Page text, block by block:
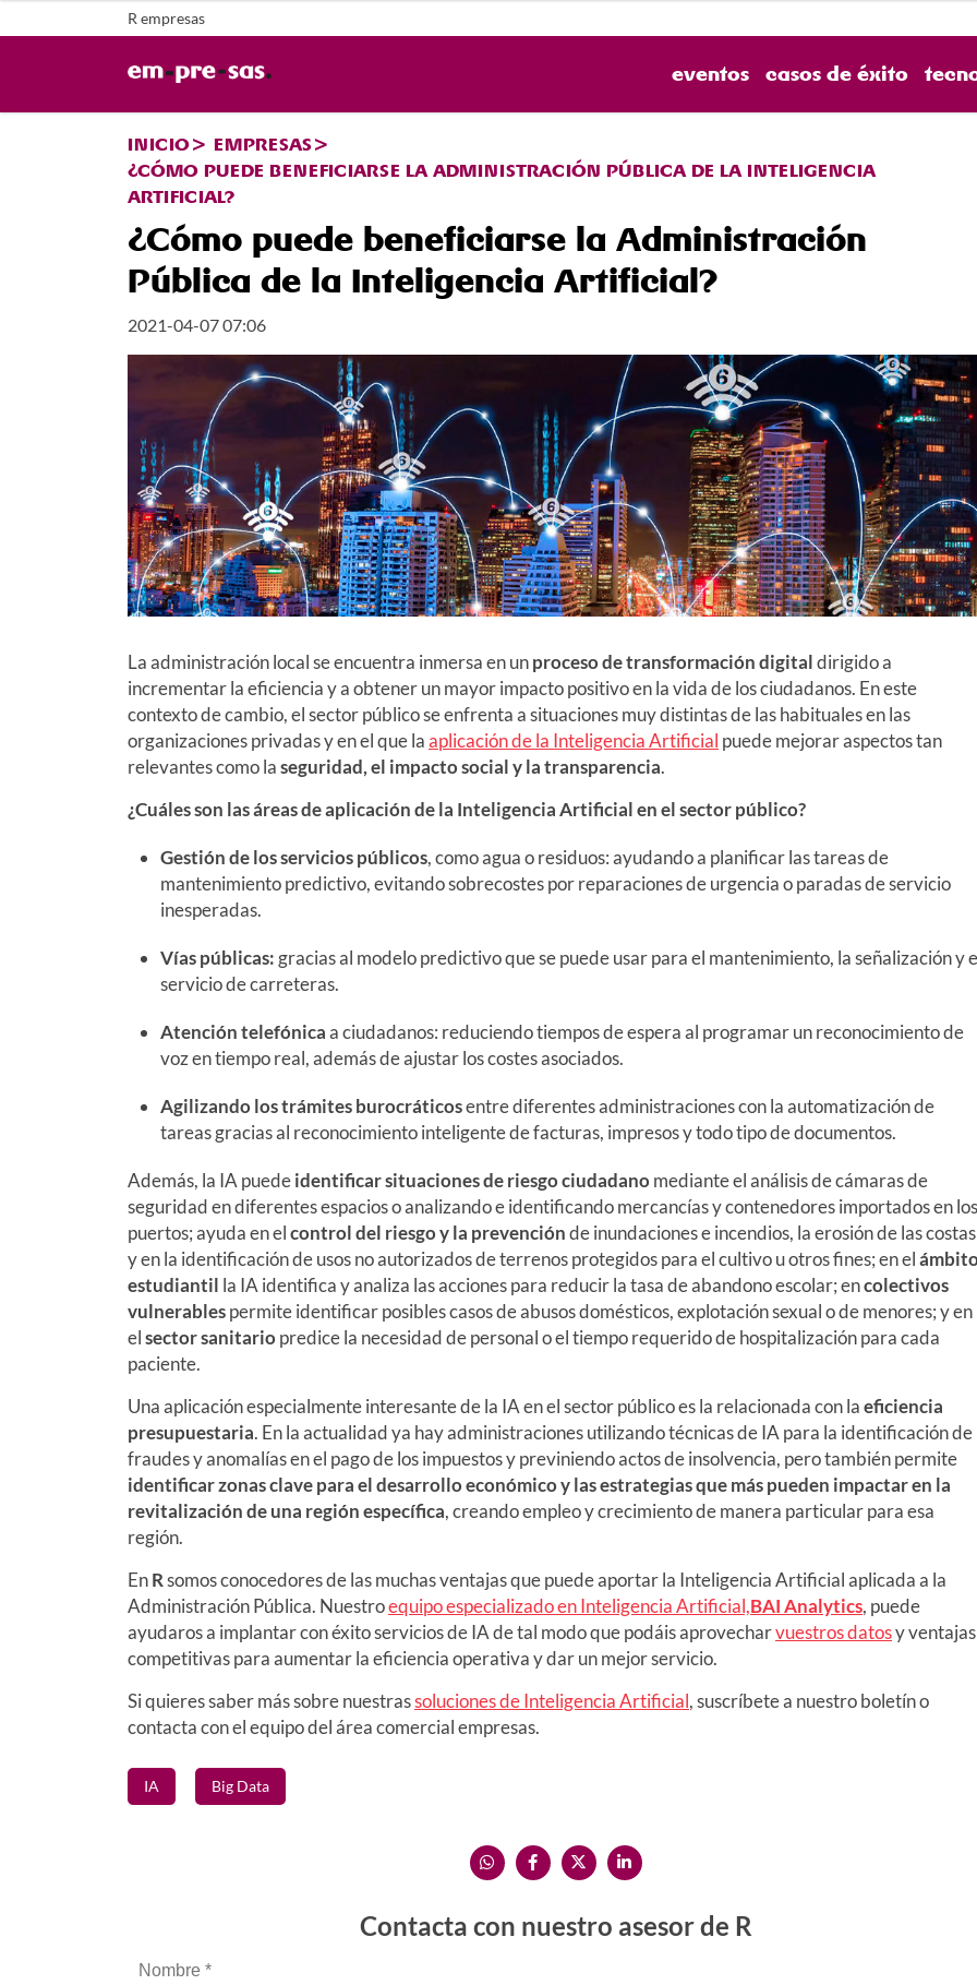
R empresas
eventos casos de éxito
INICIO
EMPRESAS
¿CÓMO PUEDE BENEFICIARSE LA ADMINISTRACIÓN PÚBLICA DE LA INTELIGENCIA
ARTIFICIAL?
¿Cómo puede beneficiarse la Administración
Pública de la Inteligencia Artificial?
2021-04-07 07:06
La administración local se encuentra inmersa en unproceso de transformación digitaldirigido a
incrementar la eficiencia y a obtener un mayor impacto positivo en la vida de los ciudadanos. En este
contexto de cambio, el sector público se enfrenta a situaciones muy distintas de las habituales en las
organizaciones privadas y en el que laaplicación de la Inteligencia Artificial puede mejorar aspectos tan
relevantes como laseguridad, el impacto social y la transparencia.
¿Cuáles son las áreas de aplicación de la Inteligencia Artificial en el sector público?
Gestión de los servicios públicos, como agua o residuos: ayudando a planificar las tareas de
mantenimiento predictivo, evitando sobrecostes por reparaciones de urgencia o paradas de servicio
inesperadas.
Vías públicas: gracias al modelo predictivo que se puede usar para el mantenimiento, la señalización y
servicio de carreteras.
Atención telefónicaa ciudadanos: reduciendo tiempos de espera al programar un reconocimiento de
voz en tiempo real, además de ajustar los costes asociados.
Agilizando los trámites burocráticosentre diferentes administraciones con la automatización de
tareas gracias al reconocimiento inteligente de facturas, impresos y todo tipo de documentos.
Además, la IA puedeidentificar situaciones de riesgo ciudadano mediante el análisis de cámaras de
seguridad en diferentes espacios o analizando e identificando mercancías y contenedores importados en los
puertos; ayuda en elcontrol del riesgo y la prevenciónde inundaciones e incendios, la erosión de las costas
y en la identificación de usos no autorizados de terrenos protegidos para el cultivo u otros fines; en el
estudiantil la IA identifica y analiza las acciones para reducir la tasa de abandono escolar; encolectivos
vulnerablespermite identificar posibles casos de abusos domésticos, explotación sexual o de menores; y en
elsectorsanitario predice la necesidad de personal o el tiempo requerido de hospitalización para cada
paciente.
Una aplicación especialmente interesante de la IA en el sector público es la relacionada con laeficiencia
presupuestaria. En la actualidad ya hay administraciones utilizando técnicas de IA para la identificación de
fraudes y anomalías en el pago de los impuestos y previniendo actos de insolvencia, pero también permite
identificar zonas clave para el desarrollo económico y las estrategias que más pueden impactar en la
revitalización de una región específica, creando empleo y crecimiento de manera particular para esa
región.
EnRsomos conocedores de las muchas ventajas que puede aportar la Inteligencia Artificial aplicada a la
Administración Pública. Nuestroequipo especializado en Inteligencia Artificial,BAI Analytics, puede
ayudaros a implantar con éxito servicios de IA de tal modo que podáis aprovecharvuestros datosy ventajas
competitivas para aumentar la eficiencia operativa y dar un mejor servicio.
Si quieres saber más sobre nuestrassoluciones de Inteligencia Artificial, suscríbete a nuestro boletín o
contacta con el equipo del área comercial empresas.
IA Big Data
Contacta con nuestro asesor de R